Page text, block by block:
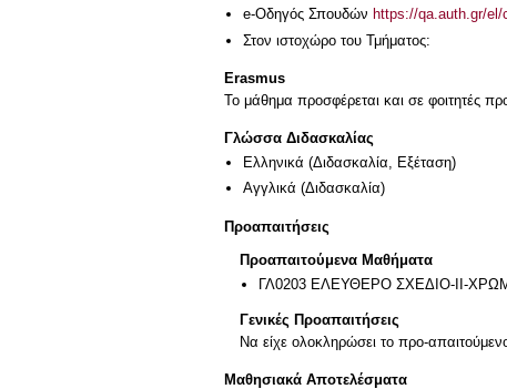
e-Οδηγός Σπουδών https://qa.auth.gr/
Στον ιστοχώρο του Τμήματος:
Erasmus
Το μάθημα προσφέρεται και σε φοιτητές
Γλώσσα Διδασκαλίας
Ελληνικά (Διδασκαλία, Εξέταση)
Αγγλικά (Διδασκαλία)
Προαπαιτήσεις
Προαπαιτούμενα Μαθήματα
ΓΛ0203 ΕΛΕΥΘΕΡΟ ΣΧΕΔΙΟ-ΙΙ-
Γενικές Προαπαιτήσεις
Να είχε ολοκληρώσει το προ-
Μαθησιακά Αποτελέσματα